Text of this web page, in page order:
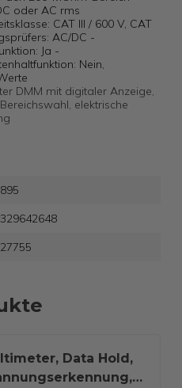
oder AC rms
CAT III / 600 V, CAT
AC/DC -
Ja -
Nein,
DMM mit digitaler Anzeige,
elektrische
Data Hold,